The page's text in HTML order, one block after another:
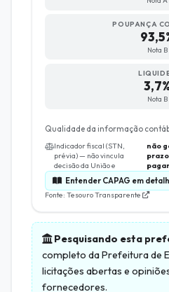
POUPANÇA
Nota B
Nota B
Qualidade da informação
Indicador fiscal (STN,
prévia) — não vincula
decisão da União e
não
Entender CAPAG em
Fonte: Tesouro Transparente
Pesquisando esta
completo daPrefeitura de
licitações abertas e
fornecedores.